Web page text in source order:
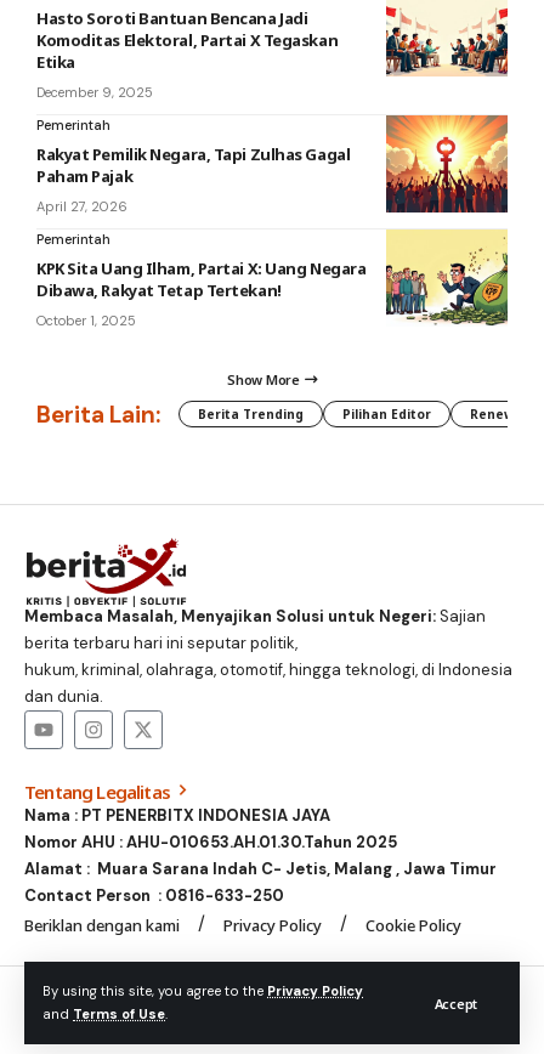
By using this site, you agree to the Privacy Policy
and Terms of Use.
Accept
Hasto Soroti Bantuan Bencana Jadi
Komoditas Elektoral, Partai X Tegaskan
Etika
December 9, 2025
Pemerintah
Rakyat Pemilik Negara, Tapi Zulhas Gagal
Paham Pajak
April 27, 2026
Pemerintah
KPK Sita Uang Ilham, Partai X: Uang Negara
Dibawa, Rakyat Tetap Tertekan!
October 1, 2025
Show More
Berita Lain: Berita Trending Pilihan Editor
Membaca Masalah, Menyajikan Solusi untuk Negeri:Sajian
berita terbaru hari ini seputar politik,
hukum, kriminal, olahraga, otomotif, hingga teknologi, di Indonesia
dan dunia.
Tentang Legalitas
Nama : PT PENERBITX INDONESIA JAYA
Nomor AHU : AHU-010653.AH.01.30.Tahun 2025
Alamat : Muara Sarana Indah C- Jetis, Malang , Jawa Timur
Contact Person : 0816-633-250
Beriklan dengan kami Privacy Policy Cookie Policy
© Foxiz News Network. Ruby Design Company. All Rights